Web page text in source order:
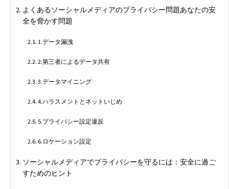
よくあるソーシャルメディアのプライバシー問題あなたの安
全を脅かす問題
1.データ漏洩
2.第三者によるデータ共有
3.データマイニング
4.ハラスメントとネットいじめ
5.プライバシー設定違反
6.ロケーション設定
ソーシャルメディアでプライバシーを守るには：安全に過ご
すためのヒント